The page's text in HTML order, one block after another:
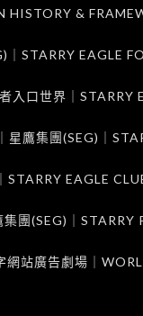
&
｜STARRY EAGLE
入口世界｜
星鷹集團(SEG)｜
EAGLE
團(SEG)｜
網站廣告劇場｜